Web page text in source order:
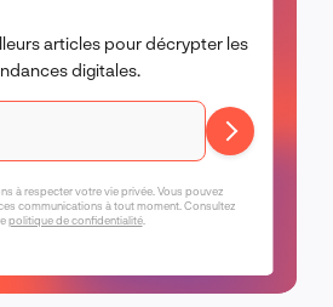
articles pour décrypter les
digitales.
à respecter votre vie privée. Vous pouvez
communications à tout moment. Consultez
politique de confidentialité.